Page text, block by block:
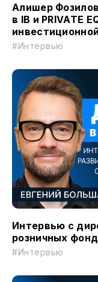
Алишер
в IB и PRIVATE
#Интервью
Интервью с
розничных
#Интервью